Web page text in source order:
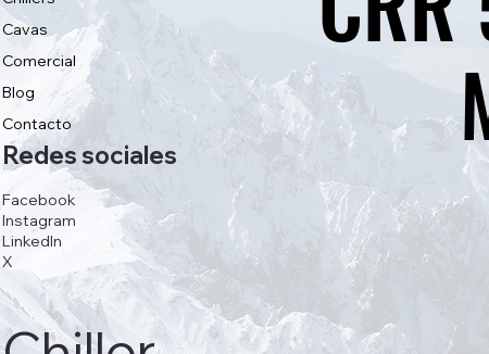
Cavas
Comercial
Blog
Contacto
Redes sociales
Facebook
Instagram
LinkedIn
X